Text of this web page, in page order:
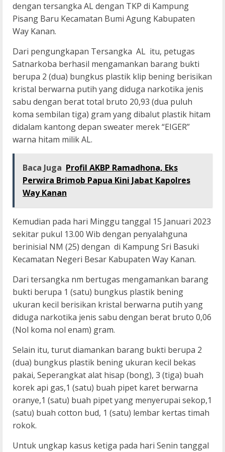
dengan tersangka AL dengan TKP di Kampung
Pisang Baru Kecamatan Bumi Agung Kabupaten
Way Kanan.
Dari pengungkapan Tersangka AL itu, petugas
Satnarkoba berhasil mengamankan barang bukti
berupa 2 (dua) bungkus plastik klip bening berisikan
kristal berwarna putih yang diduga narkotika jenis
sabu dengan berat total bruto 20,93 (dua puluh
koma sembilan tiga) gram yang dibalut plastik hitam
didalam kantong depan sweater merek “EIGER”
warna hitam milik AL.
Baca Juga Profil AKBP Ramadhona, Eks
Perwira Brimob Papua Kini Jabat Kapolres
Way Kanan
Kemudian pada hari Minggu tanggal 15 Januari 2023
sekitar pukul 13.00 Wib dengan penyalahguna
berinisial NM (25) dengan di Kampung Sri Basuki
Kecamatan Negeri Besar Kabupaten Way Kanan.
Dari tersangka nm bertugas mengamankan barang
bukti berupa 1 (satu) bungkus plastik bening
ukuran kecil berisikan kristal berwarna putih yang
diduga narkotika jenis sabu dengan berat bruto 0,06
(Nol koma nol enam) gram.
Selain itu, turut diamankan barang bukti berupa 2
(dua) bungkus plastik bening ukuran kecil bekas
pakai, Seperangkat alat hisap (bong), 3 (tiga) buah
korek api gas,1 (satu) buah pipet karet berwarna
oranye,1 (satu) buah pipet yang menyerupai sekop,1
(satu) buah cotton bud, 1 (satu) lembar kertas timah
rokok.
Untuk ungkap kasus ketiga pada hari Senin tanggal